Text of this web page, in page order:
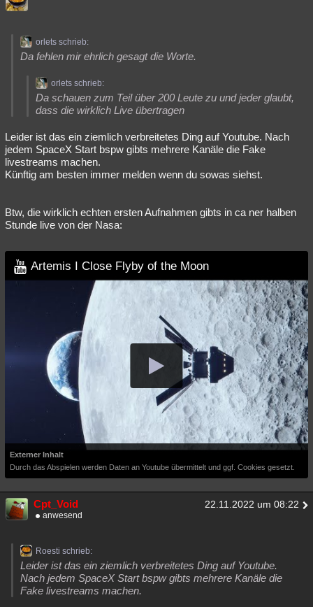
orlets schrieb:
Da fehlen mir ehrlich gesagt die Worte.
orlets schrieb:
Da schauen zum Teil über 200 Leute zu und jeder glaubt,
dass die wirklich Live übertragen
Leider ist das ein ziemlich verbreitetes Ding auf Youtube. Nach
jedem SpaceX Start bspw gibts mehrere Kanäle die Fake
livestreams machen.
Künftig am besten immer melden wenn du sowas siehst.
Btw, die wirklich echten ersten Aufnahmen gibts in ca ner halben
Stunde live von der Nasa:
Artemis I Close Flyby of the Moon
Externer Inhalt
Durch das Abspielen werden Daten an Youtube übermittelt und ggf. Cookies gesetzt.
Cpt_Void 22.11.2022 um 08:22
anwesend
Roesti schrieb:
Leider ist das ein ziemlich verbreitetes Ding auf Youtube.
Nach jedem SpaceX Start bspw gibts mehrere Kanäle die
Fake livestreams machen.